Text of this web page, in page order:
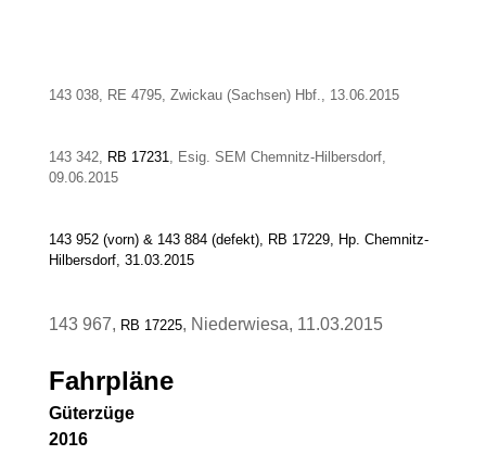
143 038, RE 4795, Zwickau (Sachsen) Hbf., 13.06.2015
143 342, RB 17231, Esig. SEM Chemnitz-Hilbersdorf,
09.06.2015
143 952 (vorn) & 143 884 (defekt), RB 17229, Hp. Chemnitz-
Hilbersdorf, 31.03.2015
143 967, RB 17225, Niederwiesa, 11.03.2015
Fahrpläne
Güterzüge
2016